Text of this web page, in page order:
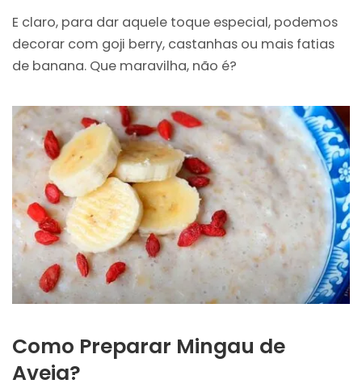
E claro, para dar aquele toque especial, podemos
decorar com goji berry, castanhas ou mais fatias
de banana. Que maravilha, não é?
Como Preparar Mingau de
Aveia?